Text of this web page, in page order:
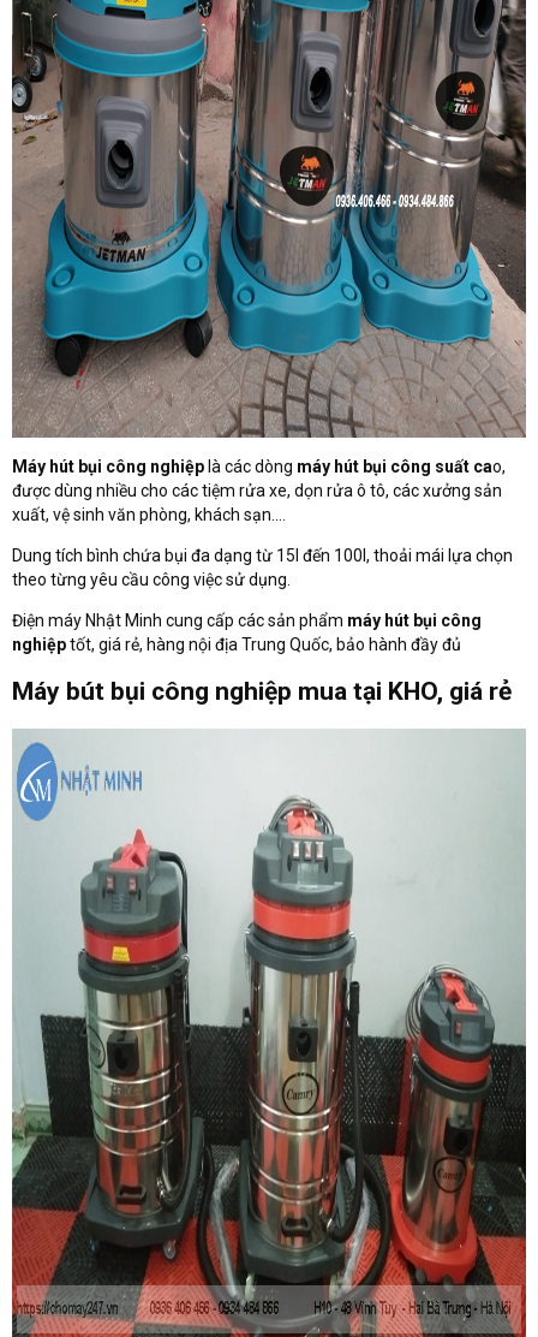
Máy hút bụi công nghiệp là các dòng máy hút bụi công suất cao,
được dùng nhiều cho các tiệm rửa xe, dọn rửa ô tô, các xưởng sản
xuất, vệ sinh văn phòng, khách sạn....
Dung tích bình chứa bụi đa dạng từ 15l đến 100l, thoải mái lựa chọn
theo từng yêu cầu công việc sử dụng.
Điện máy Nhật Minh cung cấp các sản phẩm máy hút bụi công
nghiệptốt, giá rẻ, hàng nội địa Trung Quốc, bảo hành đầy đủ
Máy bút bụi công nghiệp mua tại KHO, giá rẻ